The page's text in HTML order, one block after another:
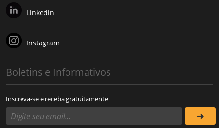
Linkedin
Instagram
Boletins e Informativos
Inscreva-se e receba gratuitamente